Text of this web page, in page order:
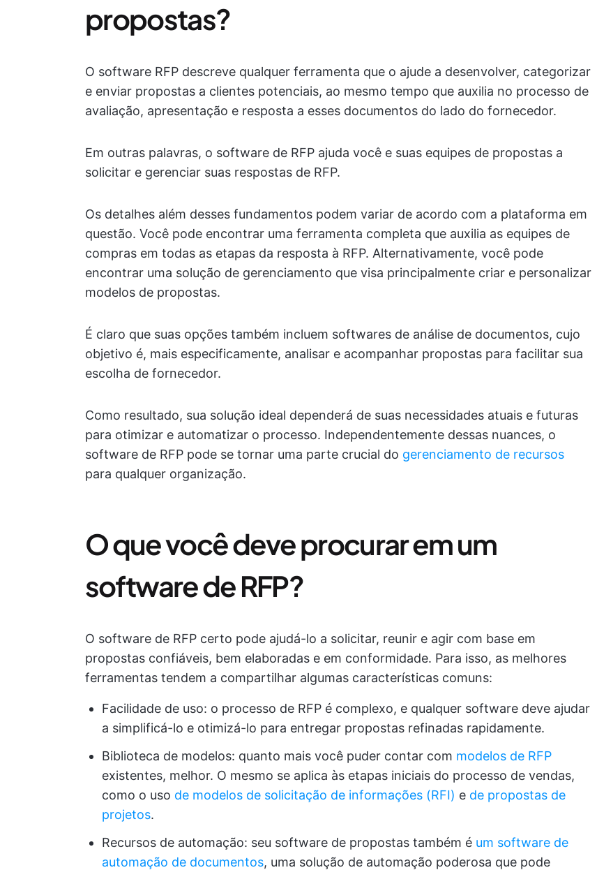
propostas?
O software RFP descreve qualquer ferramenta que o ajude a desenvolver, categorizar
e enviar propostas a clientes potenciais, ao mesmo tempo que auxilia no processo de
avaliação, apresentação e resposta a esses documentos do lado do fornecedor.
Em outras palavras, o software de RFP ajuda você e suas equipes de propostas a
solicitar e gerenciar suas respostas de RFP.
Os detalhes além desses fundamentos podem variar de acordo com a plataforma em
questão. Você pode encontrar uma ferramenta completa que auxilia as equipes de
compras em todas as etapas da resposta à RFP. Alternativamente, você pode
encontrar uma solução de gerenciamento que visa principalmente criar e personalizar
modelos de propostas.
É claro que suas opções também incluem softwares de análise de documentos, cujo
objetivo é, mais especificamente, analisar e acompanhar propostas para facilitar sua
escolha de fornecedor.
Como resultado, sua solução ideal dependerá de suas necessidades atuais e futuras
para otimizar e automatizar o processo. Independentemente dessas nuances, o
software de RFP pode se tornar uma parte crucial do gerenciamento de recursos
para qualquer organização.
O que você deve procurar em um
software de RFP?
O software de RFP certo pode ajudá-lo a solicitar, reunir e agir com base em
propostas confiáveis, bem elaboradas e em conformidade. Para isso, as melhores
ferramentas tendem a compartilhar algumas características comuns:
Facilidade de uso: o processo de RFP é complexo, e qualquer software deve ajudar
a simplificá-lo e otimizá-lo para entregar propostas refinadas rapidamente.
Biblioteca de modelos: quanto mais você puder contar com modelos de RFP
existentes, melhor. O mesmo se aplica às etapas iniciais do processo de vendas,
como o uso de modelos de solicitação de informações (RFI) e de propostas de
projetos.
Recursos de automação: seu software de propostas também é um software de
automação de documentos, uma solução de automação poderosa que pode